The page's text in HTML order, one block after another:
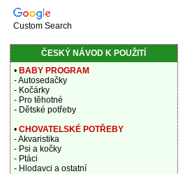
Custom Search
ČESKÝ NÁVOD K POUŽITÍ
• BABY PROGRAM
- Autosedačky
- Kočárky
- Pro těhotné
- Dětské potřeby
• CHOVATELSKÉ POTŘEBY
- Akvaristika
- Psi a kočky
- Ptáci
- Hlodavci a ostatní